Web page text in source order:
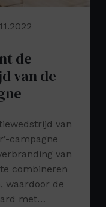
de
van de
van
campagne
van
combineren
waardoor de
met…